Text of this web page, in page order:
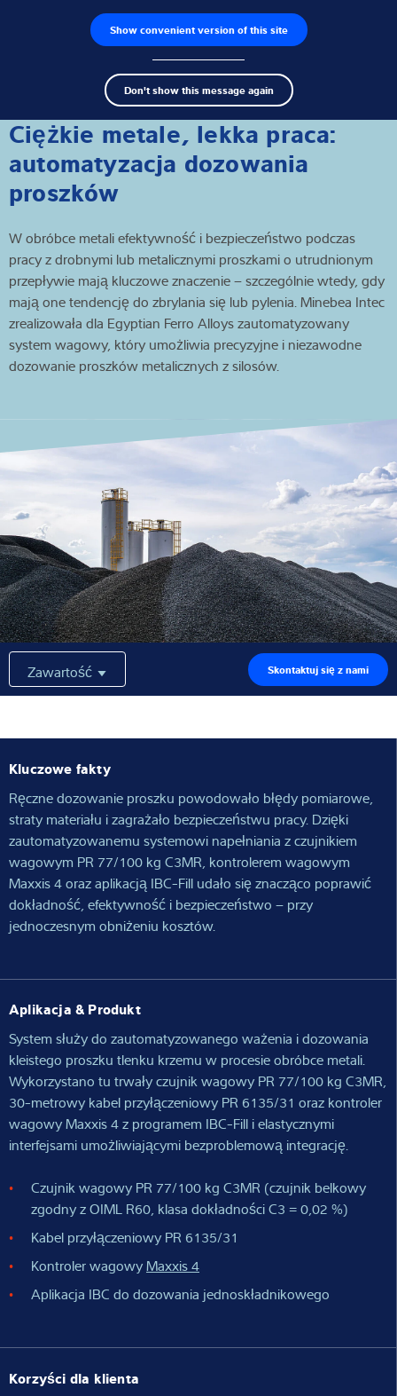
Show convenient version of this site
Don't show this message again
Wyszukiwarka produktów Praca
Search
term
Czujniki wagowe
Terminale wagowe
Wagi przemysłowe
Rozwiązania w zakresie inspekcji
Oprogramowanie
Rozwiązania indywidualne
Serwis
O nas
Aktualności
Wyszukiwarka produktów
Ciężkie metale, lekka praca:
automatyzacja dozowania
proszków
W obróbce metali efektywność i bezpieczeństwo podczas
pracy z drobnymi lub metalicznymi proszkami o utrudnionym
przepływie mają kluczowe znaczenie – szczególnie wtedy, gdy
mają one tendencję do zbrylania się lub pylenia. Minebea Intec
zrealizowała dla Egyptian Ferro Alloys zautomatyzowany
system wagowy, który umożliwia precyzyjne i niezawodne
dozowanie proszków metalicznych z silosów.
Zawartość Skontaktuj się z nami
Kluczowe fakty
Ręczne dozowanie proszku powodowało błędy pomiarowe,
straty materiału i zagrażało bezpieczeństwu pracy. Dzięki
zautomatyzowanemu systemowi napełniania z czujnikiem
wagowym PR 77/100 kg C3MR, kontrolerem wagowym
Maxxis 4 oraz aplikacją IBC-Fill udało się znacząco poprawić
dokładność, efektywność i bezpieczeństwo – przy
jednoczesnym obniżeniu kosztów.
Aplikacja & Produkt
System służy do zautomatyzowanego ważenia i dozowania
kleistego proszku tlenku krzemu w procesie obróbce metali.
Wykorzystano tu trwały czujnik wagowy PR 77/100 kg C3MR,
30-metrowy kabel przyłączeniowy PR 6135/31 oraz kontroler
wagowy Maxxis 4 z programem IBC-Fill i elastycznymi
interfejsami umożliwiającymi bezproblemową integrację.
Czujnik wagowy PR 77/100 kg C3MR (czujnik belkowy
zgodny z OIML R60, klasa dokładności C3 = 0,02 %)
Kabel przyłączeniowy PR 6135/31
Kontroler wagowyMaxxis 4
Aplikacja IBC do dozowania jednoskładnikowego
Korzyści dla klienta